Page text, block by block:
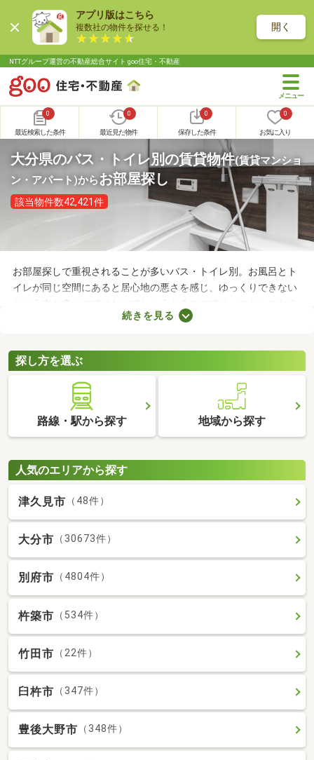
アプリ版はこちら
複数社の物件を探せる！ 開く
NTTグループ運営の不動産総合サイト goo住宅・不動産
0
最近検索した条件
0
最近見た物件
0
保存した条件
0
お気に入り
大分県のバス・トイレ別の賃貸物件(賃貸マンショ
ン・アパート)からお部屋探し
該当物件数42,421件
お部屋探しで重視されることが多いバス・トイレ別。お風呂とト
イレが同じ空間にあると居心地の悪さを感じ、ゆっくりできない
という方も多いのではないでしょうか？ここでは、ストレスなく
快適に暮らせるバス・トイレ別の物件を紹介します。バス・トイ
してみてくださいね。
続きを見る
探し方を選ぶ
路線・駅から探す 地域から探す
人気のエリアから探す
津久見市 （48件）
大分市 （30673件）
別府市 （4804件）
杵築市 （534件）
竹田市 （22件）
臼杵市 （347件）
豊後大野市 （348件）